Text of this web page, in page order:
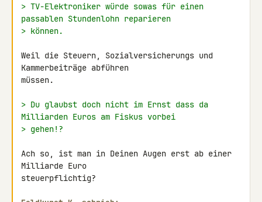
> TV-Elektroniker würde sowas für einen
passablen Stundenlohn reparieren
> können.
Weil die Steuern, Sozialversicherungs und
Kammerbeiträge abführen
müssen.
> Du glaubst doch nicht im Ernst dass da
Milliarden Euros am Fiskus vorbei
> gehen!?
Ach so, ist man in Deinen Augen erst ab einer
Milliarde Euro
steuerpflichtig?